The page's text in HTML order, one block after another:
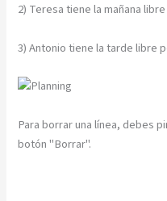
2) Teresa tiene la mañana
3) Antonio tiene la tarde libre
Para borrar una línea, debes
botón "Borrar".